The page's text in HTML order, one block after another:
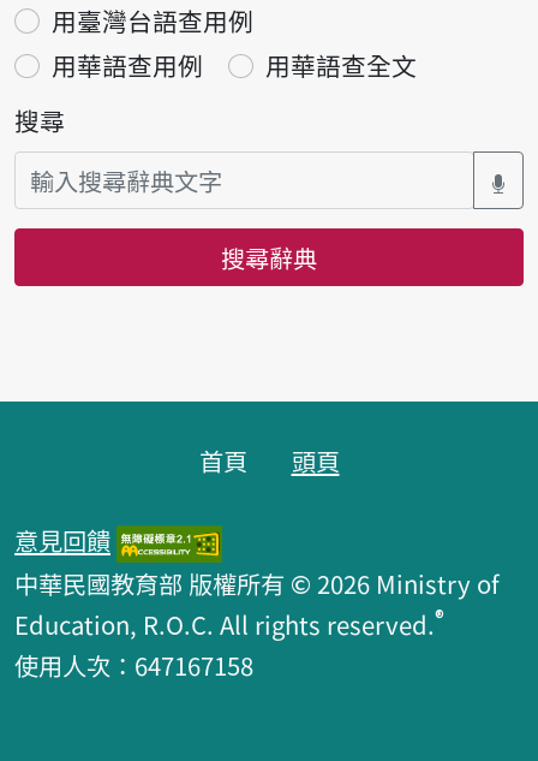
用臺灣台語查用例
用華語查用例
用華語查全文
搜尋
搜尋辭典
首頁 頭頁
意見回饋
中華民國教育部 版權所有 © 2026 Ministry of
Education, R.O.C. All rights reserved.®
使用人次：647167158